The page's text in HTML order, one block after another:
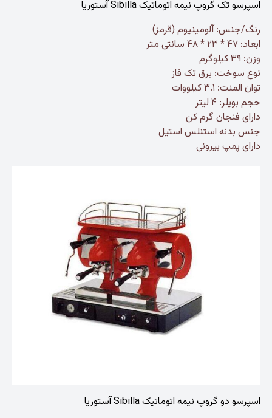
اسپرسو تک گروپ نیمه اتوماتیک Sibilla آستوریا
رنگ/جنس: آلومینیوم (قرمز)
ابعاد: ۴۷ * ۲۳ * ۴۸ سانتی متر
وزن: ۳۹ کیلوگرم
نوع سوخت: برق تک فاز
توان المنت: ۳.۱ کیلووات
حجم بویلر: ۴ لیتر
دارای فنجان گرم کن
جنس بدنه استنلس استیل
دارای پمپ بیرونی
اسپرسو دو گروپ نیمه اتوماتیک Sibilla آستوریا